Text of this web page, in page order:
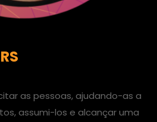
as pessoas, ajudando-as a
assumi-los e alcançar uma